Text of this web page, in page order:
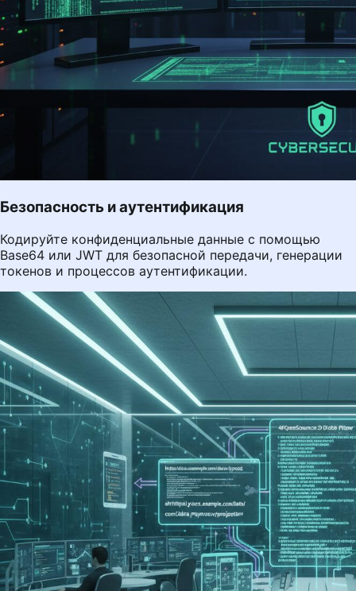
Безопасность и аутентификация
Кодируйте конфиденциальные данные с помощью
Base64 или JWT для безопасной передачи, генерации
токенов и процессов аутентификации.